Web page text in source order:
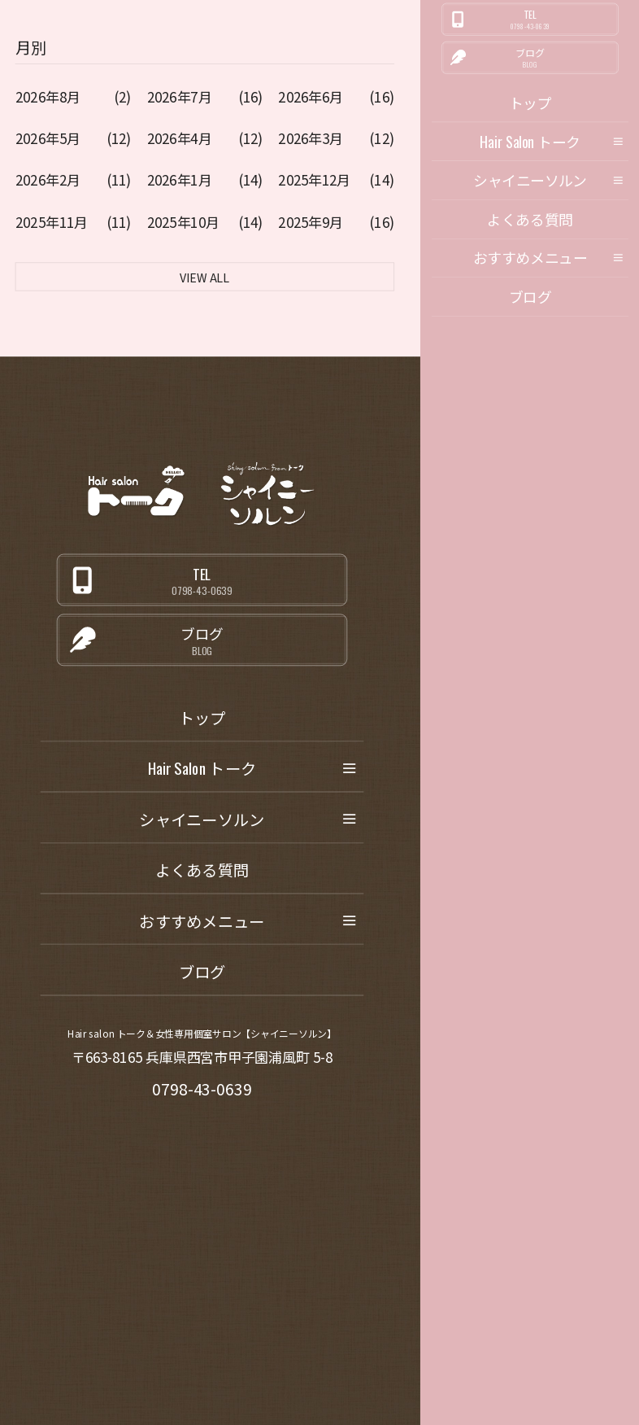
月別
2026年8月 (2) 2026年7月 (16) 2026年6月 (16)
2026年5月 (12) 2026年4月 (12) 2026年3月 (12)
2026年2月 (11) 2026年1月 (14) 2025年12月 (14)
2025年11月 (11) 2025年10月 (14) 2025年9月 (16)
VIEW ALL
TEL
0798-43-0639
ブログ
BLOG
トップ
Hair Salon トーク
シャイニーソルン
よくある質問
おすすめメニュー
ブログ
Hair salon トーク＆女性専用個室サロン【シャイニーソルン】
〒663-8165 兵庫県西宮市甲子園浦風町 5-8
0798-43-0639
TEL
0798-43-0639
ブログ
BLOG
トップ
Hair Salon トーク
シャイニーソルン
よくある質問
おすすめメニュー
ブログ